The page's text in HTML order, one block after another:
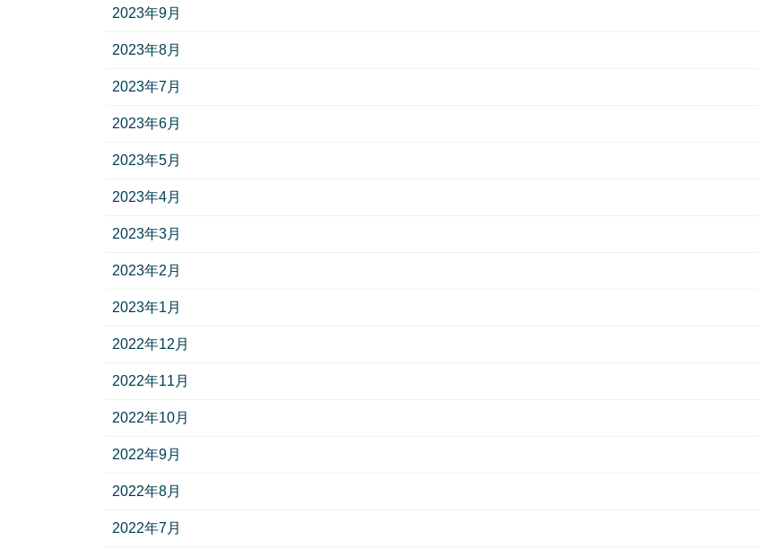
2023年9月
2023年8月
2023年7月
2023年6月
2023年5月
2023年4月
2023年3月
2023年2月
2023年1月
2022年12月
2022年11月
2022年10月
2022年9月
2022年8月
2022年7月